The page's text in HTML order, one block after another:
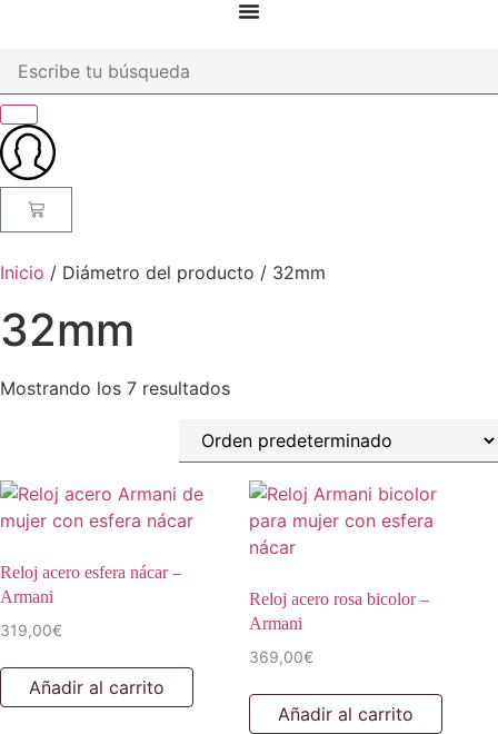
Inicio / Diámetro del producto / 32mm
32mm
Mostrando los 7 resultados
Reloj acero esfera nácar –
Armani
319,00€
Añadir al carrito
Reloj acero rosa bicolor –
Armani
369,00€
Añadir al carrito